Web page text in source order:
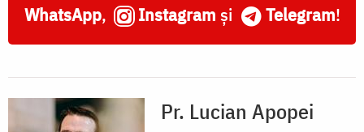
WhatsApp, Instagram și Telegram!
Pr. Lucian Apopei